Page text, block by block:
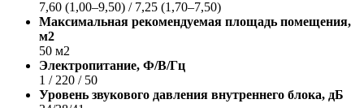
7,60 (1,00–9,50) / 7,25 (1,70–7,50)
Максимальная рекомендуемая площадь помещения,
м2
50 м2
Электропитание, Ф/В/Гц
1 / 220 / 50
Уровень звукового давления внутреннего блока, дБ